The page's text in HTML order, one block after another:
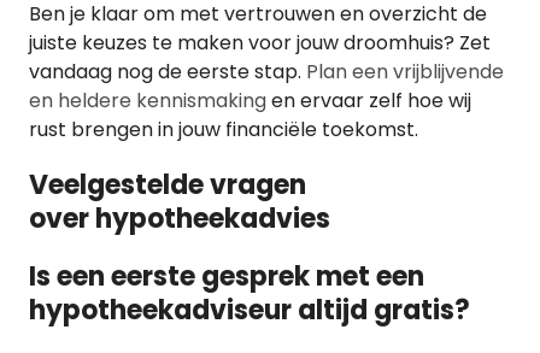
Ben je klaar om met vertrouwen en overzicht de
juiste keuzes te maken voor jouw droomhuis? Zet
vandaag nog de eerste stap. Plan een vrijblijvende
en heldere kennismakingen ervaar zelf hoe wij
rust brengen in jouw financiële toekomst.
Veelgestelde vragen
over hypotheekadvies
Is een eerste gesprek met een
hypotheekadviseur altijd gratis?